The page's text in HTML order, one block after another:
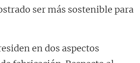
ser más sostenible para
en dos aspectos